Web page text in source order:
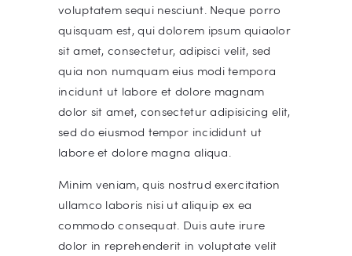
voluptatem sequi nesciunt. Neque porro
quisquam est, qui dolorem ipsum quiaolor
sit amet, consectetur, adipisci velit, sed
quia non numquam eius modi tempora
incidunt ut labore et dolore magnam
dolor sit amet, consectetur adipisicing elit,
sed do eiusmod tempor incididunt ut
labore et dolore magna aliqua.
Minim veniam, quis nostrud exercitation
ullamco laboris nisi ut aliquip ex ea
commodo consequat. Duis aute irure
dolor in reprehenderit in voluptate velit